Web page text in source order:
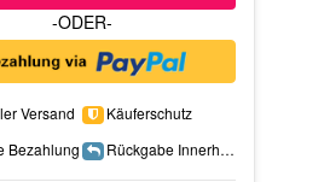
-ODER-
Versand
Käuferschutz
Bezahlung
Rückgabe Innerhalb 15 Tage